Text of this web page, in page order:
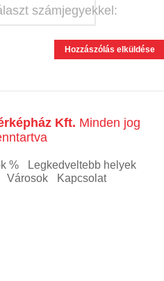
számjegyekkel:
Kft. Minden jog
%
Legkedveltebb helyek
Városok Kapcsolat